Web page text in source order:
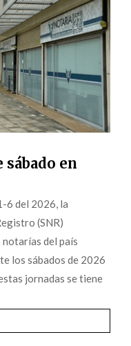
en
6 del 2026, la
(SNR)
del país
los sábados de 2026
jornadas se tiene